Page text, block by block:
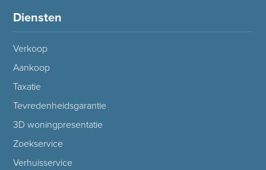
Diensten
Verkoop
Aankoop
Taxatie
Tevredenheidsgarantie
3D woningpresentatie
Zoekservice
Verhuisservice